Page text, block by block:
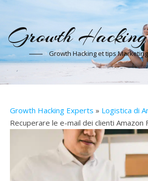
Growth
Growth Hacking et tips
Growth Hacking Experts » Logistica di
Recuperare le e-mail dei clienti Amazon